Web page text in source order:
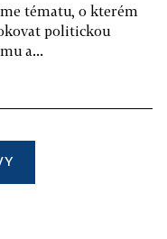
tématu, o kterém
politickou
a...